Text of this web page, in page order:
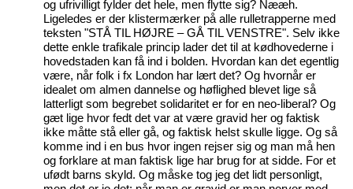
og ufrivilligt fylder det hele, men flytte sig? Nææh.
Ligeledes er der klistermærker på alle rulletrapperne med
teksten "STÅ TIL HØJRE – GÅ TIL VENSTRE". Selv ikke
dette enkle trafikale princip lader det til at kødhovederne i
hovedstaden kan få ind i bolden. Hvordan kan det egentlig
være, når folk i fx London har lært det? Og hvornår er
idealet om almen dannelse og høflighed blevet lige så
latterligt som begrebet solidaritet er for en neo-liberal? Og
gæt lige hvor fedt det var at være gravid her og faktisk
ikke måtte stå eller gå, og faktisk helst skulle ligge. Og så
komme ind i en bus hvor ingen rejser sig og man må hen
og forklare at man faktisk lige har brug for at sidde. For et
ufødt barns skyld. Og måske tog jeg det lidt personligt,